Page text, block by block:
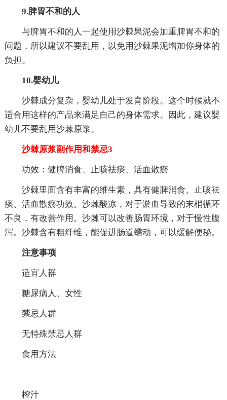
9.脾胃不和的人
与脾胃不和的人一起使用沙棘果泥会加重脾胃不和的
问题，所以建议不要乱用，以免用沙棘果泥增加你身体的
负担。
10.婴幼儿
沙棘成分复杂，婴幼儿处于发育阶段。这个时候就不
适合用这样的产品来满足自己的身体需求。因此，建议婴
幼儿不要乱用沙棘原浆。
沙棘原浆副作用和禁忌3
功效：健脾消食、止咳祛痰、活血散瘀
沙棘里面含有丰富的维生素，具有健脾消食、止咳祛
痰、活血散瘀功效。沙棘酸凉，对于淤血导致的末梢循环
不良，有改善作用。沙棘可以改善肠胃环境，对于慢性腹
泻。沙棘含有粗纤维，能促进肠道蠕动，可以缓解便秘。
注意事项
适宜人群
糖尿病人、女性
禁忌人群
无特殊禁忌人群
食用方法
榨汁